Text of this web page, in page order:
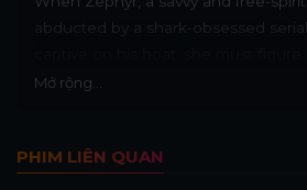
abducted by a shark-obsessed
before he carries out a ritualistic
Mở rộng...
PHIM LIÊN QUAN